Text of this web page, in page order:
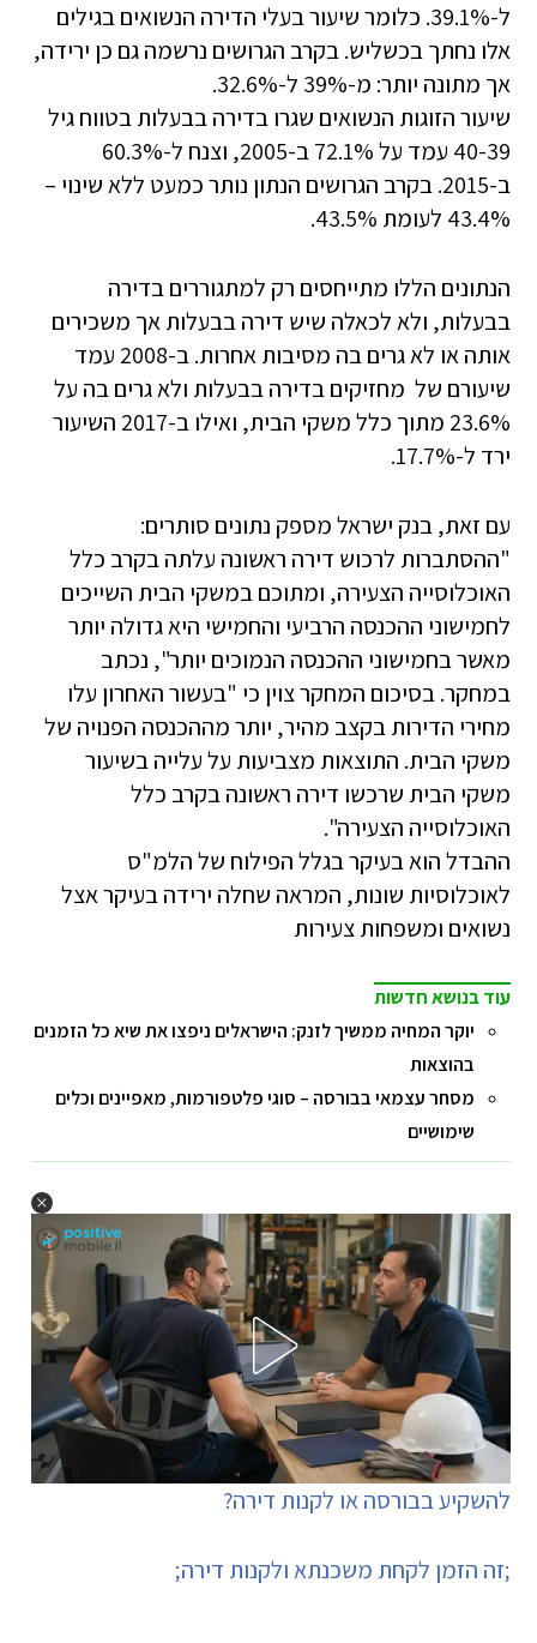
ל-39.1%. כלומר שיעור בעלי הדירה הנשואים בגילים
אלו נחתך בכשליש. בקרב הגרושים נרשמה גם כן ירידה,
אך מתונה יותר: מ-39% ל-32.6%.
שיעור הזוגות הנשואים שגרו בדירה בבעלות בטווח גיל
40-39 עמד על 72.1% ב-2005, וצנח ל-60.3%
ב-2015. בקרב הגרושים הנתון נותר כמעט ללא שינוי –
43.4% לעומת 43.5%.
הנתונים הללו מתייחסים רק למתגוררים בדירה
בבעלות, ולא לכאלה שיש דירה בבעלות אך משכירים
אותה או לא גרים בה מסיבות אחרות. ב-2008 עמד
שיעורם של מחזיקים בדירה בבעלות ולא גרים בה על
23.6% מתוך כלל משקי הבית, ואילו ב-2017 השיעור
ירד ל-17.7%.
עם זאת, בנק ישראל מספק נתונים סותרים:
"ההסתברות לרכוש דירה ראשונה עלתה בקרב כלל
האוכלוסייה הצעירה, ומתוכם במשקי הבית השייכים
לחמישוני ההכנסה הרביעי והחמישי היא גדולה יותר
מאשר בחמישוני ההכנסה הנמוכים יותר", נכתב
במחקר. בסיכום המחקר צוין כי "בעשור האחרון עלו
מחירי הדירות בקצב מהיר, יותר מההכנסה הפנויה של
משקי הבית. התוצאות מצביעות על עלייה בשיעור
משקי הבית שרכשו דירה ראשונה בקרב כלל
האוכלוסייה הצעירה".
ההבדל הוא בעיקר בגלל הפילוח של הלמ"ס
לאוכלוסיות שונות, המראה שחלה ירידה בעיקר אצל
נשואים ומשפחות צעירות
עוד בנושא חדשות
יוקר המחיה ממשיך לזנק: הישראלים ניפצו את שיא כל הזמנים
בהוצאות
מסחר עצמאי בבורסה – סוגי פלטפורמות, מאפיינים וכלים
שימושיים
להשקיע בבורסה או לקנות דירה?
;זה הזמן לקחת משכנתא ולקנות דירה;